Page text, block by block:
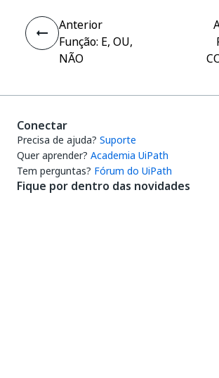
Anterior
Função: E, OU,
NÃO
Conectar
Precisa de ajuda? Suporte
Quer aprender? Academia UiPath
Tem perguntas? Fórum do UiPath
Fique por dentro das novidades